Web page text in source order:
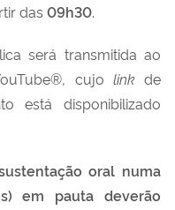
das 09h30.
será transmitida ao
cujo linkde
está disponibilizado
oral numa
em pauta deverão